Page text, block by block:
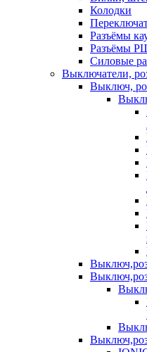
Колодки
Разъёмы
Разъёмы
Силовые
Выключатели,
Выключ,